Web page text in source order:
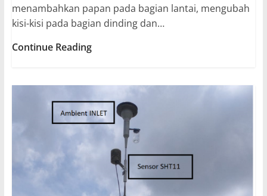
menambahkan papan pada bagian lantai, mengubah
kisi-kisi pada bagian dinding dan…
Continue ReadingSangkar